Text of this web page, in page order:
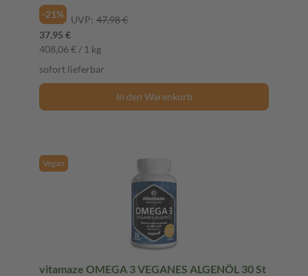
-21%
UVP: 47,98 €
37,95 €
408,06 € / 1 kg
sofort lieferbar
In den Warenkorb
Vegan
vitamaze OMEGA 3 VEGANES ALGENÖL 30 St